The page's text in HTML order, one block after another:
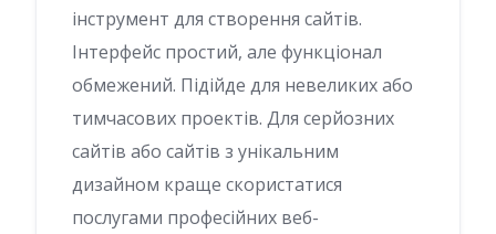
інструмент для створення сайтів.
Інтерфейс простий, але функціонал
обмежений. Підійде для невеликих або
тимчасових проектів. Для серйозних
сайтів або сайтів з унікальним
дизайном краще скористатися
послугами професійних веб-